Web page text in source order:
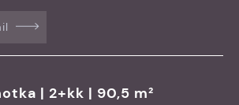
| 2+kk | 90,5 m²